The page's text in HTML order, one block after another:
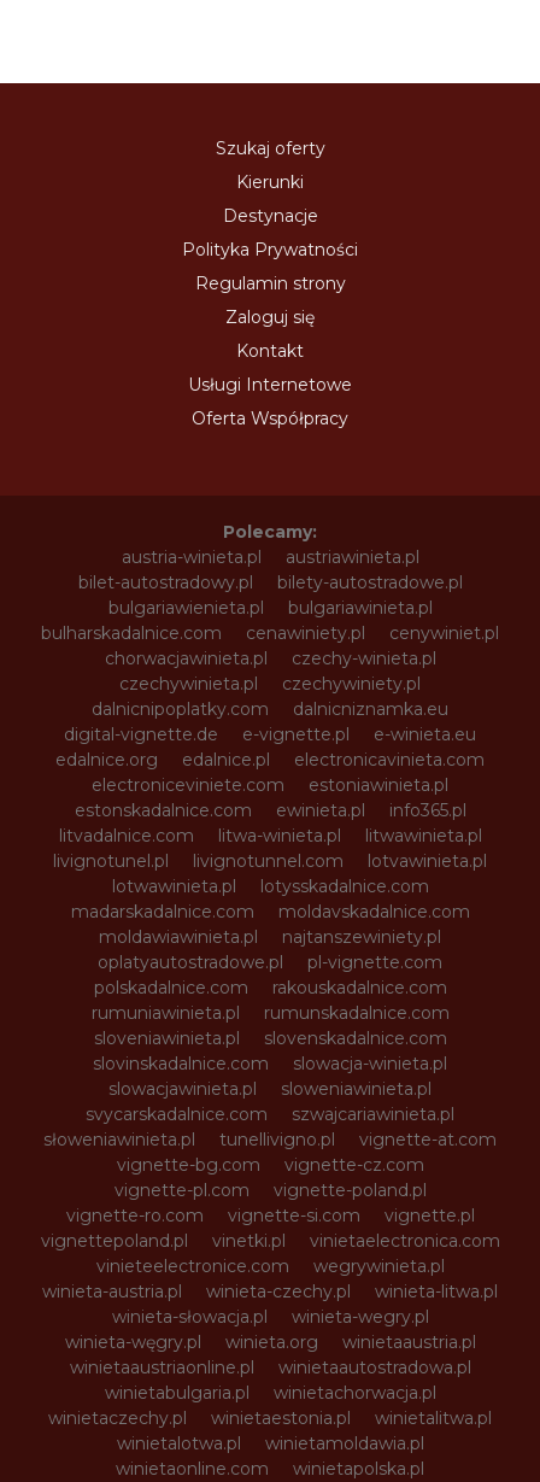
Szukaj oferty
Kierunki
Destynacje
Polityka Prywatności
Regulamin strony
Zaloguj się
Kontakt
Usługi Internetowe
Oferta Współpracy
Polecamy:
austria-winieta.pl
austriawinieta.pl
bilet-autostradowy.pl
bilety-autostradowe.pl
bulgariawienieta.pl
bulgariawinieta.pl
bulharskadalnice.com
cenawiniety.pl
cenywiniet.pl
chorwacjawinieta.pl
czechy-winieta.pl
czechywinieta.pl
czechywiniety.pl
dalnicnipoplatky.com
dalnicniznamka.eu
digital-vignette.de
e-vignette.pl
e-winieta.eu
edalnice.org
edalnice.pl
electronicavinieta.com
electroniceviniete.com
estoniawinieta.pl
estonskadalnice.com
ewinieta.pl
info365.pl
litvadalnice.com
litwa-winieta.pl
litwawinieta.pl
livignotunel.pl
livignotunnel.com
lotvawinieta.pl
lotwawinieta.pl
lotysskadalnice.com
madarskadalnice.com
moldavskadalnice.com
moldawiawinieta.pl
najtanszewiniety.pl
oplatyautostradowe.pl
pl-vignette.com
polskadalnice.com
rakouskadalnice.com
rumuniawinieta.pl
rumunskadalnice.com
sloveniawinieta.pl
slovenskadalnice.com
slovinskadalnice.com
slowacja-winieta.pl
slowacjawinieta.pl
sloweniawinieta.pl
svycarskadalnice.com
szwajcariawinieta.pl
słoweniawinieta.pl
tunellivigno.pl
vignette-at.com
vignette-bg.com
vignette-cz.com
vignette-pl.com
vignette-poland.pl
vignette-ro.com
vignette-si.com
vignette.pl
vignettepoland.pl
vinetki.pl
vinietaelectronica.com
vinieteelectronice.com
wegrywinieta.pl
winieta-austria.pl
winieta-czechy.pl
winieta-litwa.pl
winieta-słowacja.pl
winieta-wegry.pl
winieta-węgry.pl
winieta.org
winietaaustria.pl
winietaaustriaonline.pl
winietaautostradowa.pl
winietabulgaria.pl
winietachorwacja.pl
winietaczechy.pl
winietaestonia.pl
winietalitwa.pl
winietalotwa.pl
winietamoldawia.pl
winietaonline.com
winietapolska.pl